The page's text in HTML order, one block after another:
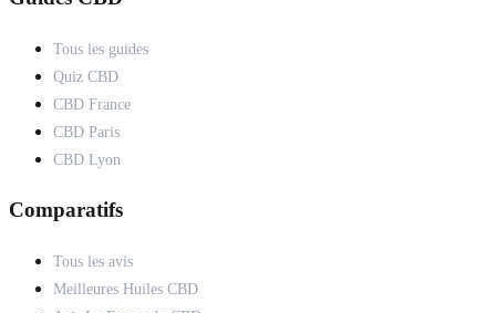
Tous les guides
Quiz CBD
CBD France
CBD Paris
CBD Lyon
Comparatifs
Tous les avis
Meilleures Huiles CBD